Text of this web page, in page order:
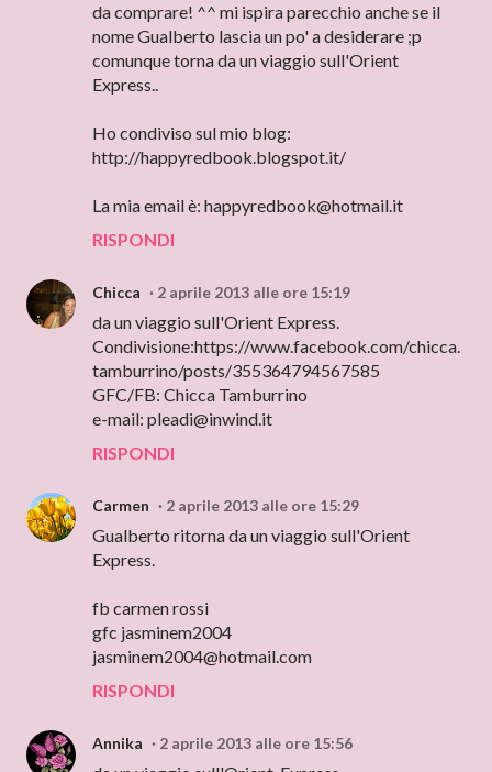
da comprare! ^^ mi ispira parecchio anche se il
nome Gualberto lascia un po' a desiderare ;p
comunque torna da un viaggio sull'Orient
Express..
Ho condiviso sul mio blog:
http://happyredbook.blogspot.it/
La mia email è: happyredbook@hotmail.it
RISPONDI
Chicca 2 aprile 2013 alle ore 15:19
da un viaggio sull'Orient Express.
Condivisione:https://www.facebook.com/chicca.
tamburrino/posts/355364794567585
GFC/FB: Chicca Tamburrino
e-mail: pleadi@inwind.it
RISPONDI
Carmen 2 aprile 2013 alle ore 15:29
Gualberto ritorna da un viaggio sull'Orient
Express.
fb carmen rossi
gfc jasminem2004
jasminem2004@hotmail.com
RISPONDI
Annika 2 aprile 2013 alle ore 15:56